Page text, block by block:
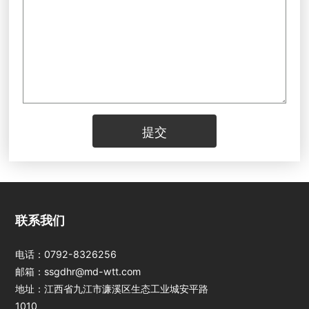
提交
联系我们
电话：0792-8326256
邮箱： ssgdhr@md-wtt.com
地址：江西省九江市濂溪区生态工业城安平路
1010